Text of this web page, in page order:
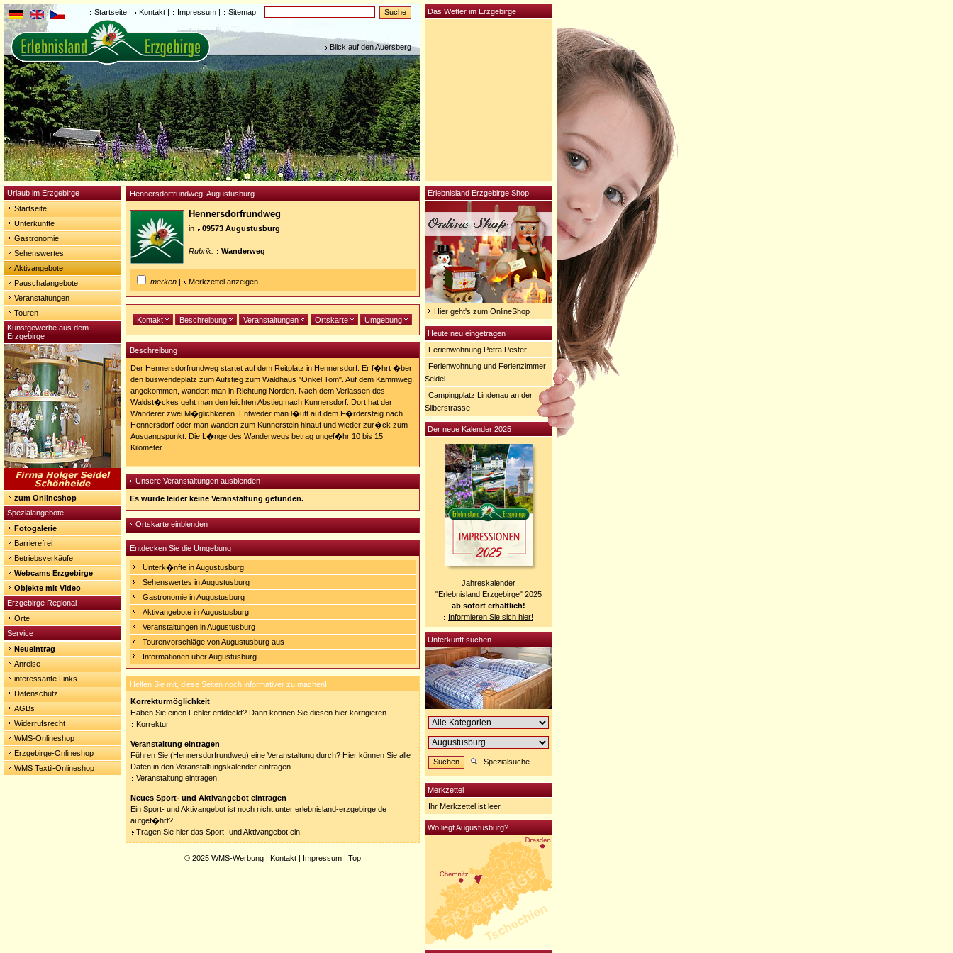
Startseite | Kontakt | Impressum | Sitemap
Blick auf den Auersberg
Urlaub im Erzgebirge
Startseite
Unterkünfte
Gastronomie
Sehenswertes
Aktivangebote
Pauschalangebote
Veranstaltungen
Touren
Kunstgewerbe aus dem
Erzgebirge
zum Onlineshop
Spezialangebote
Fotogalerie
Barrierefrei
Betriebsverkäufe
Webcams Erzgebirge
Objekte mit Video
Erzgebirge Regional
Orte
Service
Neueintrag
Anreise
interessante Links
Datenschutz
AGBs
Widerrufsrecht
WMS-Onlineshop
Erzgebirge-Onlineshop
WMS Textil-Onlineshop
Hennersdorfrundweg, Augustusburg
Hennersdorfrundweg
in 09573 Augustusburg
Rubrik: Wanderweg
merken | Merkzettel anzeigen
Kontakt Beschreibung Veranstaltungen Ortskarte Umgebung
Beschreibung
Der Hennersdorfrundweg startet auf dem Reitplatz in Hennersdorf. Er f�hrt �ber
den buswendeplatz zum Aufstieg zum Waldhaus "Onkel Tom". Auf dem Kammweg
angekommen, wandert man in Richtung Norden. Nach dem Verlassen des
Waldst�ckes geht man den leichten Abstieg nach Kunnersdorf. Dort hat der
Wanderer zwei M�glichkeiten. Entweder man l�uft auf dem F�rdersteig nach
Hennersdorf oder man wandert zum Kunnerstein hinauf und wieder zur�ck zum
Ausgangspunkt. Die L�nge des Wanderwegs betrag ungef�hr 10 bis 15
Kilometer.
Unsere Veranstaltungen ausblenden
Es wurde leider keine Veranstaltung gefunden.
Ortskarte einblenden
Entdecken Sie die Umgebung
Unterk�nfte in Augustusburg
Sehenswertes in Augustusburg
Gastronomie in Augustusburg
Aktivangebote in Augustusburg
Veranstaltungen in Augustusburg
Tourenvorschläge von Augustusburg aus
Informationen über Augustusburg
Helfen Sie mit, diese Seiten noch informativer zu machen!
Korrekturmöglichkeit
Haben Sie einen Fehler entdeckt? Dann können Sie diesen hier korrigieren.
Korrektur
Veranstaltung eintragen
Führen Sie (Hennersdorfrundweg) eine Veranstaltung durch? Hier können Sie alle
Daten in den Veranstaltungskalender eintragen.
Veranstaltung eintragen.
Neues Sport- und Aktivangebot eintragen
Ein Sport- und Aktivangebot ist noch nicht unter erlebnisland-erzgebirge.de
aufgef�hrt?
Tragen Sie hier das Sport- und Aktivangebot ein.
© 2025 WMS-Werbung | Kontakt | Impressum | Top
Erlebnisland Erzgebirge Shop
Hier geht's zum OnlineShop
Heute neu eingetragen
Ferienwohnung Petra Pester
Ferienwohnung und Ferienzimmer
Seidel
Campingplatz Lindenau an der
Silberstrasse
Der neue Kalender 2025
Jahreskalender
"Erlebnisland Erzgebirge" 2025
ab sofort erhältlich!
Informieren Sie sich hier!
Unterkunft suchen
Spezialsuche
Merkzettel
Ihr Merkzettel ist leer.
Wo liegt Augustusburg?
Das Wetter im Erzgebirge